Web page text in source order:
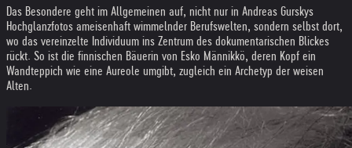
Das Besondere geht im Allgemeinen auf, nicht nur in Andreas Gurskys
Hochglanzfotos ameisenhaft wimmelnder Berufswelten, sondern selbst dort,
wo das vereinzelte Individuum ins Zentrum des dokumentarischen Blickes
rückt. So ist die finnischen Bäuerin von Esko Männikkö, deren Kopf ein
Wandteppich wie eine Aureole umgibt, zugleich ein Archetyp der weisen
Alten.